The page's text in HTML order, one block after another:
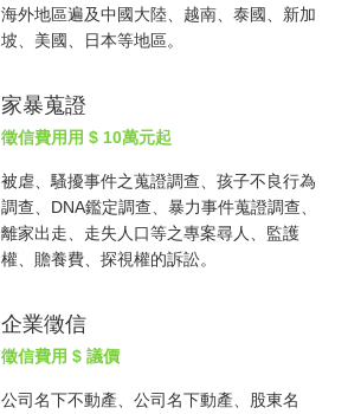
海外地區遍及中國大陸、越南、泰國、新加
坡、美國、日本等地區。
家暴蒐證
徵信費用用 $ 10萬元起
被虐、騷擾事件之蒐證調查、孩子不良行為
調查、DNA鑑定調查、暴力事件蒐證調查、
離家出走、走失人口等之專案尋人、監護
權、贍養費、探視權的訴訟。
企業徵信
徵信費用 $ 議價
公司名下不動產、公司名下動產、股東名